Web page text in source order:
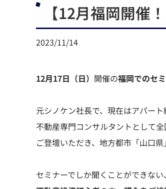
【12月福岡開催
2023/11/14
12月17日（日） 開催の福岡でのセ
元シノケン社長で、現在はアパー
不動産専門コンサルタントとして
ご登壇いただき、地方都市「山口
セミナーでしか聞くことができな